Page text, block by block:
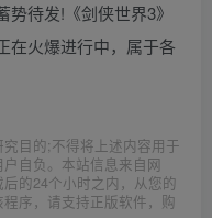
待发!《剑侠世界3》
在火爆进行中，属于各
目的;不得将上述内容用于
自负。本站信息来自网
的24个小时之内，从您的
序，请支持正版软件，购